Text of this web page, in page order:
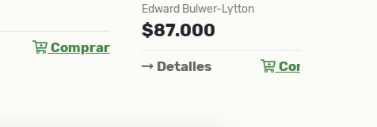
Comprar
Edward Bulwer-Lytton
$87.000
Detalles Comprar